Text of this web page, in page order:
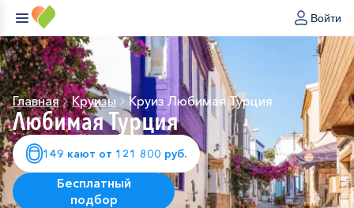
Войти
Главная Круизы Круиз Любимая Турция
Любимая Турция
149 кают от 121 800 руб.
Бесплатный
подбор